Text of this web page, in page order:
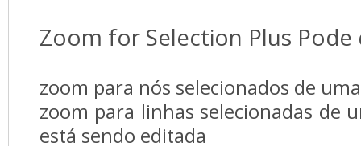
Zoom for Selection Plus Pode
zoom para nós selecionados de
zoom para linhas selecionadas de
está sendo editada